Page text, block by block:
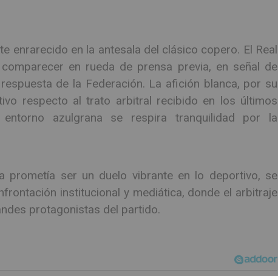
enrarecido en la antesala del clásico copero. El Real
en rueda de prensa previa, en señal de
de la Federación. La afición blanca, por su
respecto al trato arbitral recibido en los últimos
azulgrana se respira tranquilidad por la
prometía ser un duelo vibrante en lo deportivo, se
institucional y mediática, donde el arbitraje
protagonistas del partido.